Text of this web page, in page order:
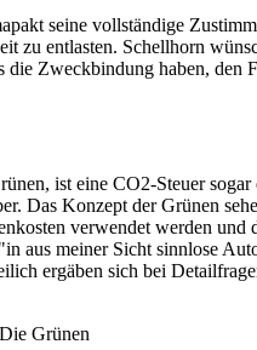
seine vollständige
zu entlasten. Schellhorn
die Zweckbindung haben,
ist eine CO2-Steuer
Das Konzept der Grünen
verwendet werden
aus meiner Sicht sinnlose
ergäben sich bei